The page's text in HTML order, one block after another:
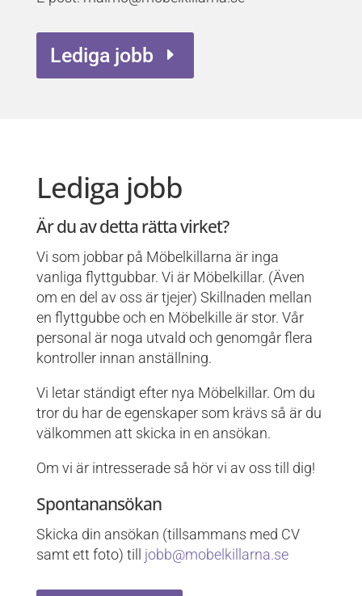
Lediga jobb
Lediga jobb
Är du av detta rätta virket?
Vi som jobbar på Möbelkillarna är inga
vanliga flyttgubbar. Vi är Möbelkillar. (Även
om en del av oss är tjejer) Skillnaden mellan
en flyttgubbe och en Möbelkille är stor. Vår
personal är noga utvald och genomgår flera
kontroller innan anställning.
Vi letar ständigt efter nya Möbelkillar. Om du
tror du har de egenskaper som krävs så är du
välkommen att skicka in en ansökan.
Om vi är intresserade så hör vi av oss till dig!
Spontanansökan
Skicka din ansökan (tillsammans med CV
samt ett foto) till jobb@mobelkillarna.se